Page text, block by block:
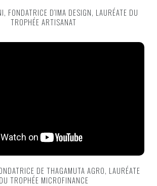
FONDATRICE D’IMA DESIGN, LAURÉATE DU
TROPHÉE ARTISANAT
DE THAGAMUTA AGRO, LAURÉATE
DU TROPHÉE MICROFINANCE